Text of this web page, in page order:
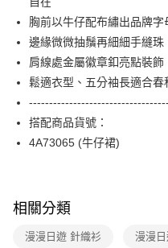
臺灣中小企業銀行
匯豐（台灣）商業銀行
聯邦商業銀行
元大商業銀行
玉山商業銀行
台新國際商業銀行
台灣樂天信用卡公司
Apple Pay
街口支付
AFTEE先享後付是「在收到商品
便利好安心！
【「AFTEE先享後付」結帳流程】
結帳頁面，進行簡訊認證並確認
ATM付款
每筆NT$90，滿NT$3,600(含以
付款後全家FamilyMart取貨
胸前以牛仔配布繡出品牌
邊緣微微抽鬚再細細手縫
肩線處金屬徽章釦亮點裝飾
鬆適衣型、五分袖長適合春
搭配商品貨號：
4A73065 (牛仔裙)
相關分類
漫漫日遊 針織衫 漫漫